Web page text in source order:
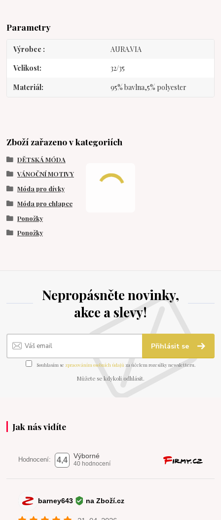
Parametry
Výrobce AURA.VIA
Velikost 32/35
Materiál 95% bavlna,5% polyester
Zboží zařazeno v kategoriích
DĚTSKÁ MÓDA
VÁNOČNÍ MOTIVY
Móda pro dívky
Móda pro chlapce
Ponožky
Ponožky
Nepropásněte novinky,
akce a slevy!
Přihlásit se
Souhlasím se zpracováním osobních údajů za účelem rozesílky newsletteru.
Můžete se kdykoli odhlásit.
Jak nás vidíte